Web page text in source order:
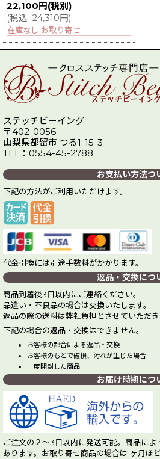
22,100 円 (税別)
(税込: 24,310円)
在庫なし お取り寄せ
ステッチビーイング
〒402-0056
山梨県都留市 つる1-15-3
TEL：0554-45-2788
お支払い方法つ
下記の方法がご利用いただけます。
代金引換には別途手数料がかかります。
返品・交換につ
商品到着後3日以内にご連絡ください。
品違い・不良品の場合は交換いたします。
返品の際の送料は弊社負担とさせていただき
下記の場合の返品・交換はできません。
お客様の都合による返品・交換
お客様のもとで破損、汚れが生じた場合
一度開封した商品
お届け時期につ
ご注文の２～3日以内に発送可能。商品によ
あります。お取り寄せ商品の場合は1ヶ月ほ